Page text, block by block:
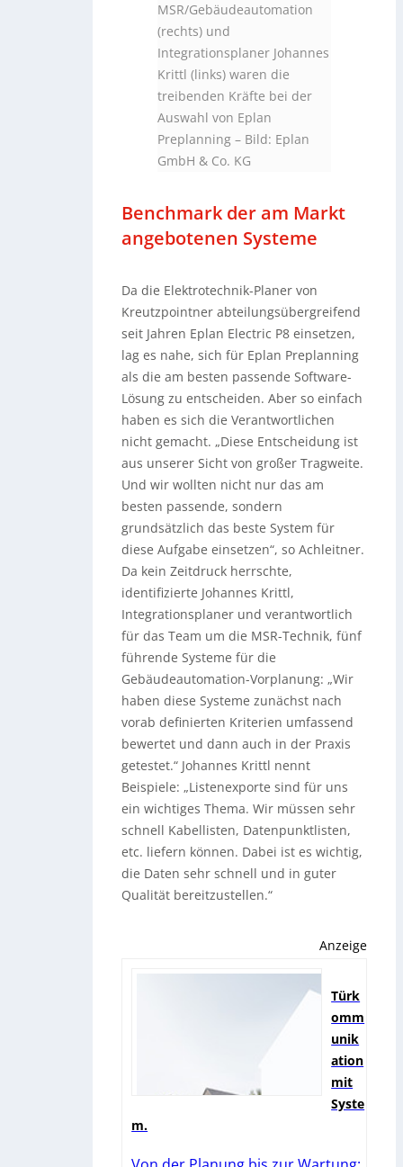
MSR/Gebäudeautomation
(rechts) und
Integrationsplaner Johannes
Krittl (links) waren die
treibenden Kräfte bei der
Auswahl von Eplan
Preplanning – Bild: Eplan
GmbH & Co. KG
Benchmark der am Markt
angebotenen Systeme
Da die Elektrotechnik-Planer von
Kreutzpointner abteilungsübergreifend
seit Jahren Eplan Electric P8 einsetzen,
lag es nahe, sich für Eplan Preplanning
als die am besten passende Software-
Lösung zu entscheiden. Aber so einfach
haben es sich die Verantwortlichen
nicht gemacht. „Diese Entscheidung ist
aus unserer Sicht von großer Tragweite.
Und wir wollten nicht nur das am
besten passende, sondern
grundsätzlich das beste System für
diese Aufgabe einsetzen“, so Achleitner.
Da kein Zeitdruck herrschte,
identifizierte Johannes Krittl,
Integrationsplaner und verantwortlich
für das Team um die MSR-Technik, fünf
führende Systeme für die
Gebäudeautomation-Vorplanung: „Wir
haben diese Systeme zunächst nach
vorab definierten Kriterien umfassend
bewertet und dann auch in der Praxis
getestet.“ Johannes Krittl nennt
Beispiele: „Listenexporte sind für uns
ein wichtiges Thema. Wir müssen sehr
schnell Kabellisten, Datenpunktlisten,
etc. liefern können. Dabei ist es wichtig,
die Daten sehr schnell und in guter
Qualität bereitzustellen.“
Anzeige
Türk
omm
unik
ation
mit
Syste
m.